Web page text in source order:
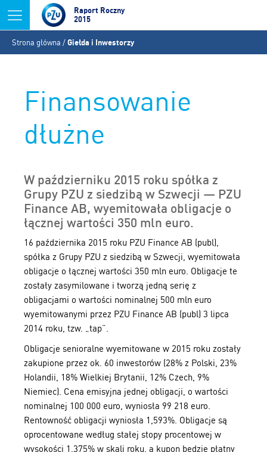
Jump to navigation
Raport Roczny
2015
Jesteś
tutaj
Strona główna /Giełda i Inwestorzy
Finansowanie
dłużne
W październiku 2015 roku spółka z
Grupy PZU z siedzibą w Szwecji — PZU
Finance AB, wyemitowała obligacje o
łącznej wartości 350 mln euro.
16 października 2015 roku PZU Finance AB (publ),
spółka z Grupy PZU z siedzibą w Szwecji, wyemitowała
obligacje o łącznej wartości 350 mln euro. Obligacje te
zostały zasymilowane i tworzą jedną serię z
obligacjami o wartości nominalnej 500 mln euro
wyemitowanymi przez PZU Finance AB (publ) 3 lipca
2014 roku, tzw. „tap”.
Obligacje senioralne wyemitowane w 2015 roku zostały
zakupione przez ok. 60 inwestorów (28% z Polski, 23%
Holandii, 18% Wielkiej Brytanii, 12% Czech, 9%
Niemiec). Cena emisyjna jednej obligacji, o wartości
nominalnej 100 000 euro, wyniosła 99 218 euro.
Rentowność obligacji wyniosła 1,593%. Obligacje są
oprocentowane według stałej stopy procentowej w
wysokości 1,375% w skali roku, a kupon będzie płatny